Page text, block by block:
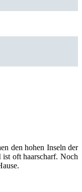
den hohen Inseln der
ist oft haarscharf. Noch